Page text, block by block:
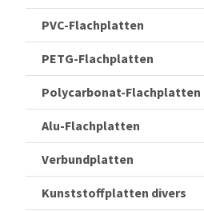
PVC-Flachplatten
PETG-Flachplatten
Polycarbonat-Flachplatten
Alu-Flachplatten
Verbundplatten
Kunststoffplatten divers